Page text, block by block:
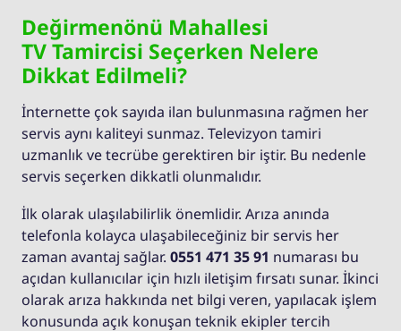
Değirmenönü Mahallesi
TV Tamircisi Seçerken Nelere
Dikkat Edilmeli?
İnternette çok sayıda ilan bulunmasına rağmen her
servis aynı kaliteyi sunmaz. Televizyon tamiri
uzmanlık ve tecrübe gerektiren bir iştir. Bu nedenle
servis seçerken dikkatli olunmalıdır.
İlk olarak ulaşılabilirlik önemlidir. Arıza anında
telefonla kolayca ulaşabileceğiniz bir servis her
zaman avantaj sağlar. 0551 471 35 91 numarası bu
açıdan kullanıcılar için hızlı iletişim fırsatı sunar. İkinci
olarak arıza hakkında net bilgi veren, yapılacak işlem
konusunda açık konuşan teknik ekipler tercih